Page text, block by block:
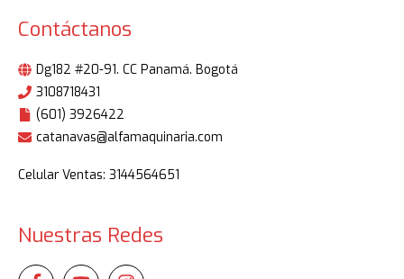
Contáctanos
Dg182 #20-91. CC Panamá. Bogotá
3108718431
(601) 3926422
catanavas@alfamaquinaria.com
Celular Ventas: 3144564651
Nuestras Redes